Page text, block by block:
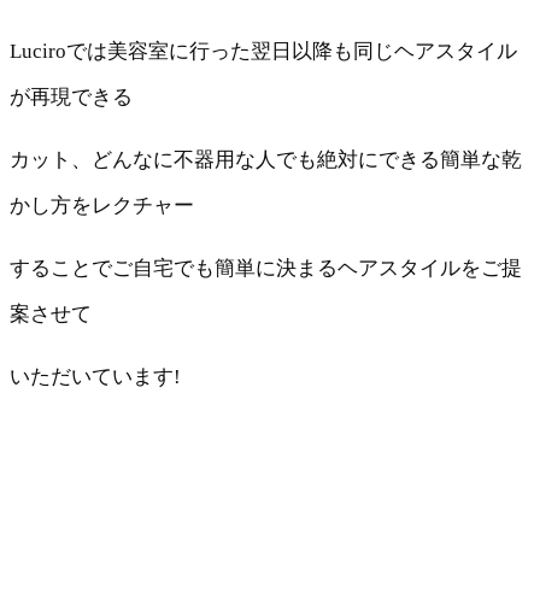
Luciroでは美容室に行った翌日以降も同じヘアスタイル
が再現できる
カット、どんなに不器用な人でも絶対にできる簡単な乾
かし方をレクチャー
することでご自宅でも簡単に決まるヘアスタイルをご提
案させて
いただいています!